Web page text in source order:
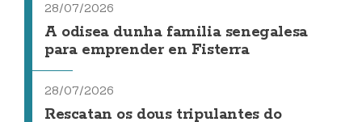
28/07/2026
A odisea dunha familia senegalesa
para emprender en Fisterra
28/07/2026
Rescatan os dous tripulantes do